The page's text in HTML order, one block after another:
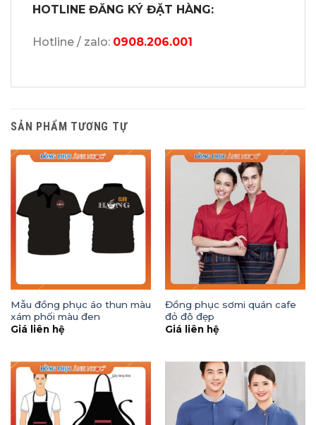
HOTLINE ĐĂNG KÝ ĐẶT HÀNG:
Hotline / zalo: 0908.206.001
SẢN PHẨM TƯƠNG TỰ
Mẫu đồng phục áo thun màu
xám phối màu đen
Giá liên hệ
Đồng phục sơmi quán cafe
đỏ đô đẹp
Giá liên hệ